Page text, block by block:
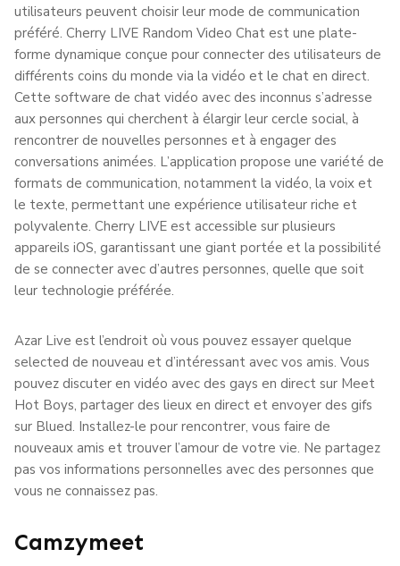
utilisateurs peuvent choisir leur mode de communication
préféré. Cherry LIVE Random Video Chat est une plate-
forme dynamique conçue pour connecter des utilisateurs de
différents coins du monde via la vidéo et le chat en direct.
Cette software de chat vidéo avec des inconnus s’adresse
aux personnes qui cherchent à élargir leur cercle social, à
rencontrer de nouvelles personnes et à engager des
conversations animées. L’application propose une variété de
formats de communication, notamment la vidéo, la voix et
le texte, permettant une expérience utilisateur riche et
polyvalente. Cherry LIVE est accessible sur plusieurs
appareils iOS, garantissant une giant portée et la possibilité
de se connecter avec d’autres personnes, quelle que soit
leur technologie préférée.
Azar Live est l’endroit où vous pouvez essayer quelque
selected de nouveau et d’intéressant avec vos amis. Vous
pouvez discuter en vidéo avec des gays en direct sur Meet
Hot Boys, partager des lieux en direct et envoyer des gifs
sur Blued. Installez-le pour rencontrer, vous faire de
nouveaux amis et trouver l’amour de votre vie. Ne partagez
pas vos informations personnelles avec des personnes que
vous ne connaissez pas.
Camzymeet